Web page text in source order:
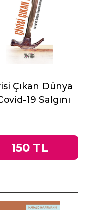
Çıkan Dünya
19 Salgını
150 TL